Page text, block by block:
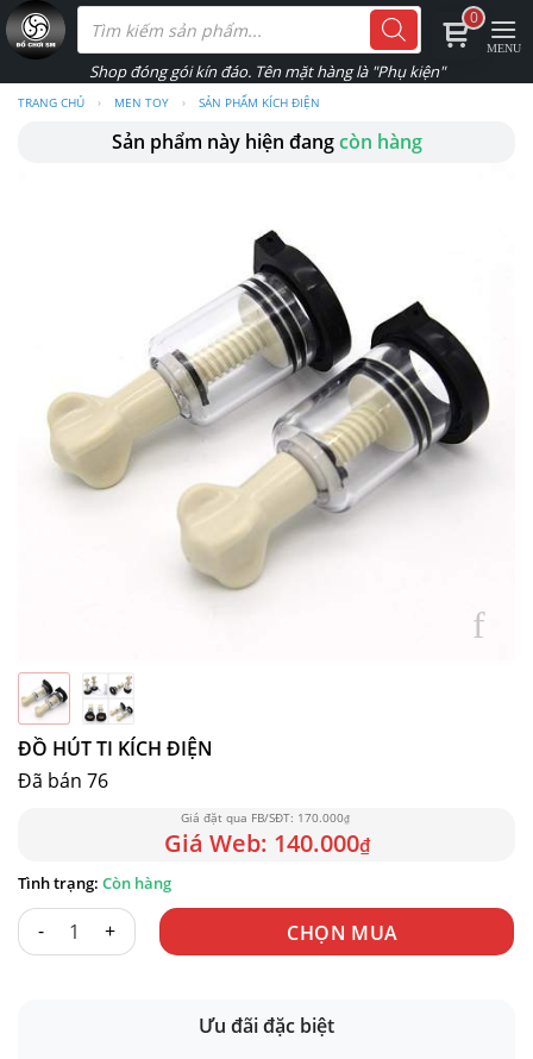
Skip
to
Tìm
kiếm
phẩm
TRANG CHỦ › MEN TOY › SẢN PHẨM KÍCH ĐIỆN
Sản phẩm này hiện đangcòn hàng
ĐỒ HÚT TI KÍCH ĐIỆN
Đã bán 76
170.000₫
140.000₫
Còn hàng
ĐỒ HÚT TI KÍCH ĐIỆN số lượng CHỌN MUA
Ưu đãi đặc biệt
0